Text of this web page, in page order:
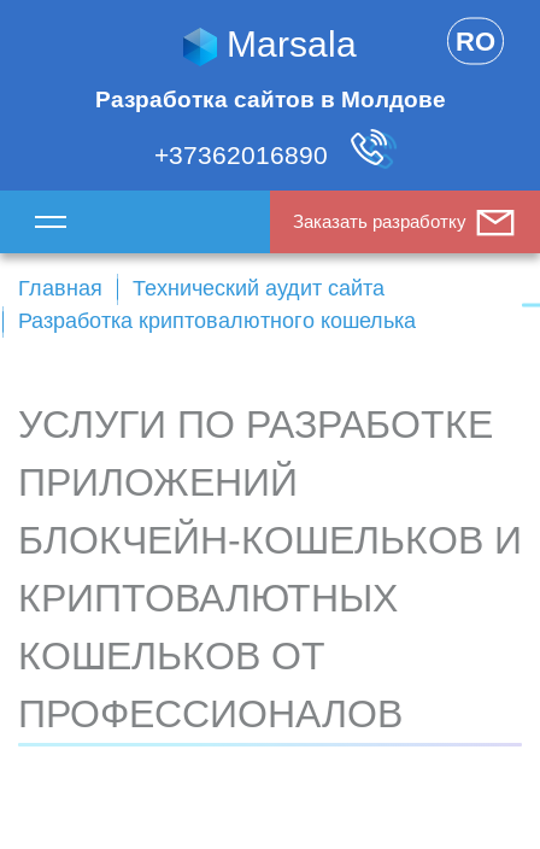
Marsala
Разработка сайтов в Молдове
+37362016890
RO
Заказать разработку
Главная
Технический аудит сайта
Разработка криптовалютного кошелька
УСЛУГИ ПО РАЗРАБОТКЕ
ПРИЛОЖЕНИЙ
БЛОКЧЕЙН-КОШЕЛЬКОВ И
КРИПТОВАЛЮТНЫХ
КОШЕЛЬКОВ ОТ
ПРОФЕССИОНАЛОВ